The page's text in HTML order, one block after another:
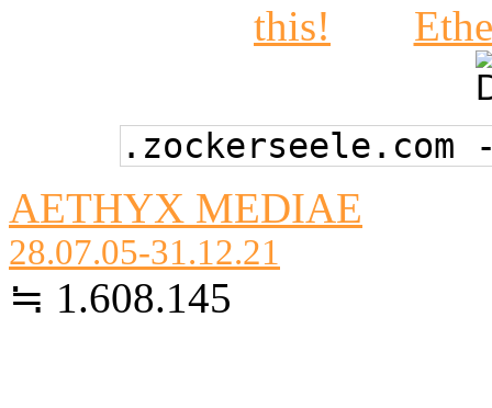
AETHYX MEDIAE
28.07.05-31.12.21
≒ 1.608.145